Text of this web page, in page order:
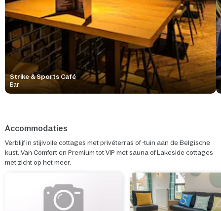
Strike & Sports Café
Bar
Accommodaties
Verblijf in stijlvolle cottages met privéterras of -tuin aan de Belgische
kust. Van Comfort en Premium tot VIP met sauna of Lakeside cottages
met zicht op het meer.